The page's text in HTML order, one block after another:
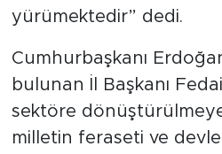
yürümektedir” dedi.
Cumhurbaşkanı
bulunan İl Başkanı
sektöre dönüştürülmeye
milletin feraseti ve